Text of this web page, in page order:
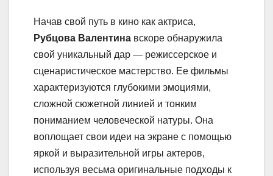
Начав свой путь в кино как актриса,
Рубцова Валентина вскоре обнаружила
свой уникальный дар — режиссерское и
сценаристическое мастерство. Ее фильмы
характеризуются глубокими эмоциями,
сложной сюжетной линией и тонким
пониманием человеческой натуры. Она
воплощает свои идеи на экране с помощью
яркой и выразительной игры актеров,
используя весьма оригинальные подходы к